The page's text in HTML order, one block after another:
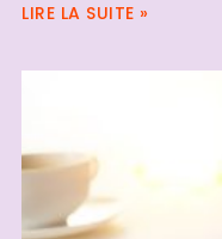
LIRE LA SUITE »